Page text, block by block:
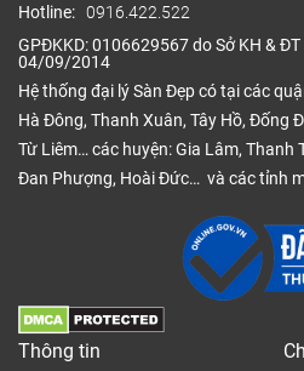
Hotline: 0916.422.522
GPĐKKD: 0106629567 do Sở KH &
04/09/2014
Hệ thống đại lý Sàn Đẹp có tại các
Hà Đông, Thanh Xuân, Tây Hồ, Đống
Từ Liêm… các huyện: Gia Lâm, Thanh
Đan Phượng, Hoài Đức… và các tỉnh
Thông tin